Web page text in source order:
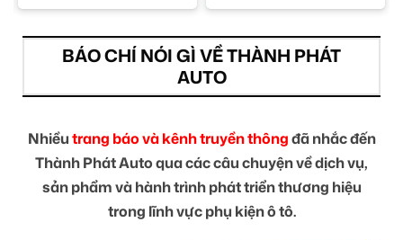
BÁO CHÍ NÓI GÌ VỀ THÀNH PHÁT
AUTO
Nhiềutrang báo và kênh truyền thôngđã nhắc đến
Thành Phát Auto qua các câu chuyện về dịch vụ,
sản phẩm và hành trình phát triển thương hiệu
trong lĩnh vực phụ kiện ô tô.